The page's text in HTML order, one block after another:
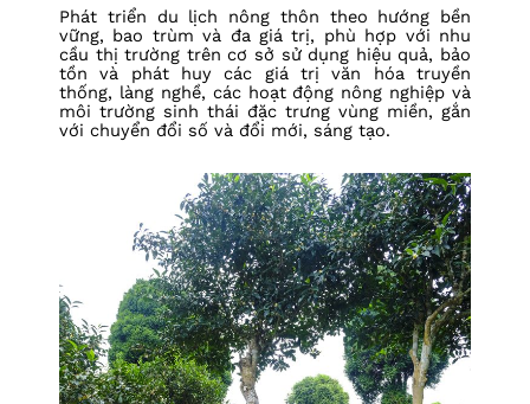
Phát triển du lịch nông thôn theo hướng bền
vững, bao trùm và đa giá trị, phù hợp với nhu
cầu thị trường trên cơ sở sử dụng hiệu quả, bảo
tồn và phát huy các giá trị văn hóa truyền
thống, làng nghề, các hoạt động nông nghiệp và
môi trường sinh thái đặc trưng vùng miền, gắn
với chuyển đổi số và đổi mới, sáng tạo.